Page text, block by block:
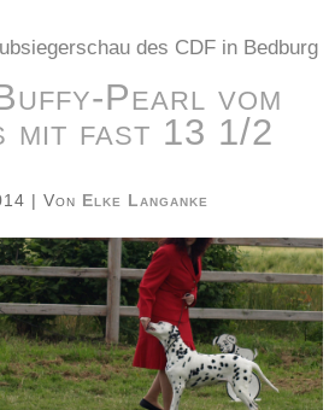
des CDF in Bedburg
Pearl vom
mit fast 13 1/2
|Von Elke Langanke